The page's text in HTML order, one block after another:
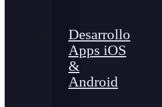
Desarrollo
Apps iOS
&
Android